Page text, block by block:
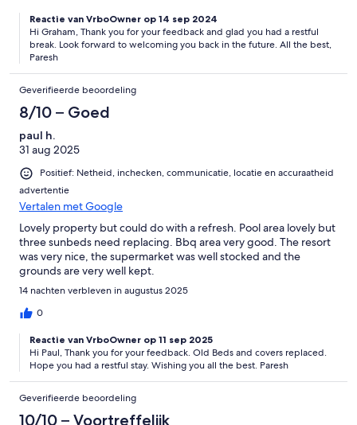
Reactie van VrboOwner op 14 sep 2024
Hi Graham, Thank you for your feedback and glad you had a restful
break. Look forward to welcoming you back in the future. All the best,
Paresh
Geverifieerde beoordeling
8/10 – Goed
paul h.
31 aug 2025
Positief: Netheid, inchecken, communicatie, locatie en accuraatheid
advertentie
Vertalen met Google
Lovely property but could do with a refresh. Pool area lovely but
three sunbeds need replacing. Bbq area very good. The resort
was very nice, the supermarket was well stocked and the
grounds are very well kept.
14 nachten verbleven in augustus 2025
0
Reactie van VrboOwner op 11 sep 2025
Hi Paul, Thank you for your feedback. Old Beds and covers replaced.
Hope you had a restful stay. Wishing you all the best. Paresh
Geverifieerde beoordeling
10/10 – Voortreffelijk